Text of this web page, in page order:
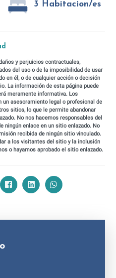
3 Habitacion/es
y perjuicios contractuales,
del uso o de la imposibilidad de usar
en él, o de cualquier acción o decisión
La información de esta página puede
meramente informativa. Los
asesoramiento legal o profesional de
sitios, lo que le permite abandonar
No nos hacemos responsables del
ningún enlace en un sitio enlazado. No
recibida de ningún sitio vinculado.
a los visitantes del sitio y la inclusión
o hayamos aprobado el sitio enlazado.